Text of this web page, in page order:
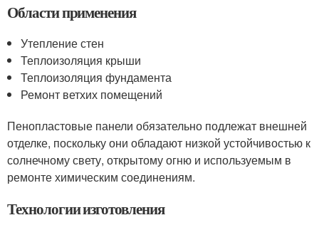
Области применения
Утепление стен
Теплоизоляция крыши
Теплоизоляция фундамента
Ремонт ветхих помещений
Пенопластовые панели обязательно подлежат внешней
отделке, поскольку они обладают низкой устойчивостью к
солнечному свету, открытому огню и используемым в
ремонте химическим соединениям.
Технологии изготовления